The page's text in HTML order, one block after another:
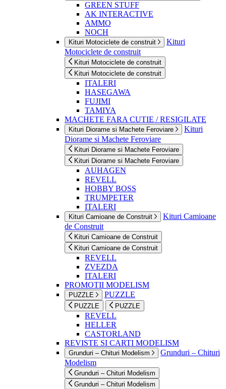
GREEN STUFF
AK INTERACTIVE
AMMO
NOCH
Kituri Motociclete de construit
Kituri
Motociclete de construit
Kituri Motociclete de construit
Kituri Motociclete de construit
ITALERI
HASEGAWA
FUJIMI
TAMIYA
MACHETE FARA CUTIE / RESIGILATE
Kituri Diorame si Machete Feroviare
Kituri
Diorame si Machete Feroviare
Kituri Diorame si Machete Feroviare
Kituri Diorame si Machete Feroviare
AUHAGEN
REVELL
HOBBY BOSS
TRUMPETER
ITALERI
Kituri Camioane de Construit
Kituri Camioane
de Construit
Kituri Camioane de Construit
Kituri Camioane de Construit
REVELL
ZVEZDA
ITALERI
PROMOTII MODELISM
PUZZLE PUZZLE
PUZZLE PUZZLE
REVELL
HELLER
CASTORLAND
REVISTE SI CARTI MODELISM
Grunduri – Chituri Modelism
Grunduri – Chituri
Modelism
Grunduri – Chituri Modelism
Grunduri – Chituri Modelism